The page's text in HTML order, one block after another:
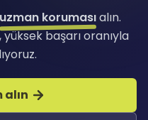
uzman korumasıalın.
başarı oranıyla
alın